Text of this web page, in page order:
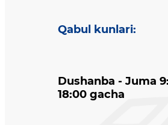
Qabul kunlari:
Dushanba - Juma
18:00 gacha